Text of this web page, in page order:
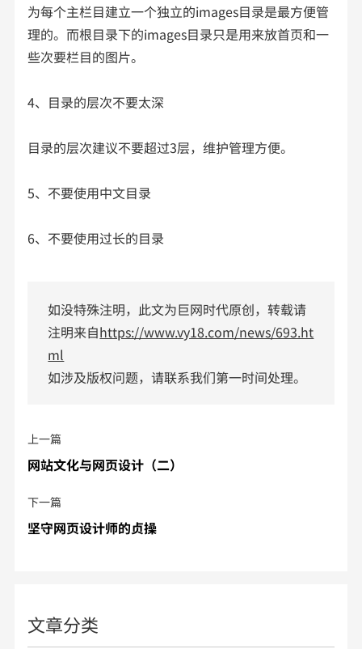
为每个主栏目建立一个独立的images目录是最方便管
理的。而根目录下的images目录只是用来放首页和一
些次要栏目的图片。
4、目录的层次不要太深
目录的层次建议不要超过3层，维护管理方便。
5、不要使用中文目录
6、不要使用过长的目录
如没特殊注明，此文为巨网时代原创，转载请
注明来自https://www.vy18.com/news/693.ht
ml
如涉及版权问题，请联系我们第一时间处理。
上一篇
网站文化与网页设计（二）
下一篇
坚守网页设计师的贞操
文章分类